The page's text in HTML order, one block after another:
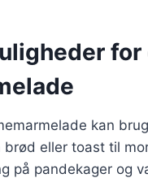
kan
eller toast til
på pandekager og